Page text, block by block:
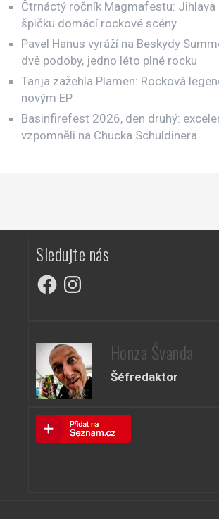
Čtrnáctý ročník Magmafestu: Jihlava
špičku domácí rockové scény
Pavel Hanus vyráží na Beskydy
dvě podoby, jedno léto plné rocku
Tanja zažehla Plamen: Rocková
novým EP
Basinfirefest 2026, den druhý:
vzpomněli na Chucka Schuldinera
Sledujte nás
FacebookInstagram
Honza Švanda
Šéfredaktor